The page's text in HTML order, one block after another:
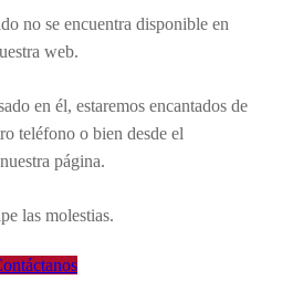
no se encuentra disponible en
web.
en él, estaremos encantados de
teléfono o bien desde el
página.
las molestias.